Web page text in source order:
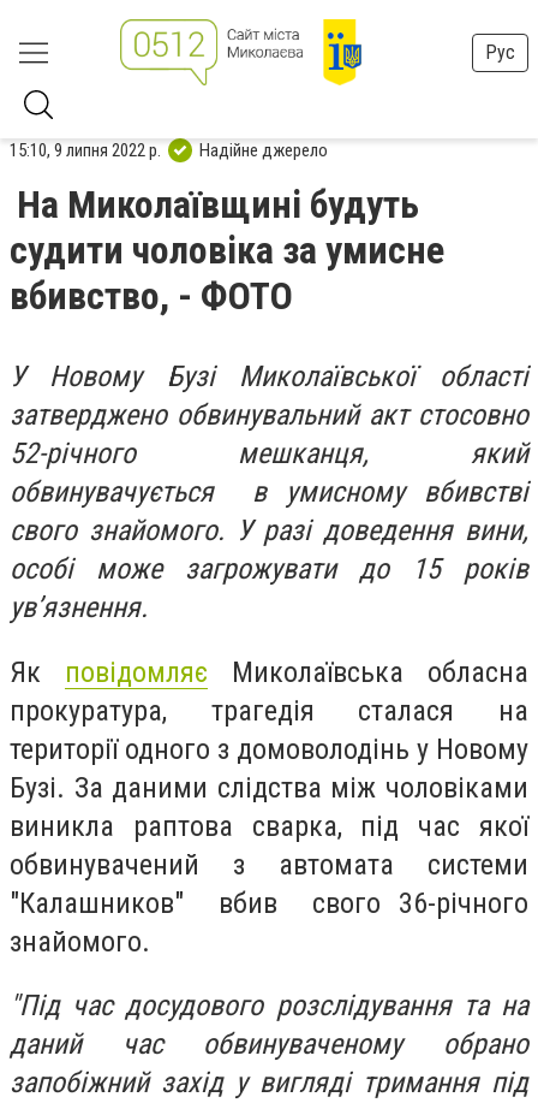
Рус
15:10, 9 липня 2022 р. Надійне джерело
На Миколаївщині будуть
судити чоловіка за умисне
вбивство, - ФОТО
У Новому Бузі Миколаївської області
затверджено обвинувальний акт стосовно
52-річного мешканця, який
обвинувачується в умисному вбивстві
свого знайомого. У разі доведення вини,
особі може загрожувати до 15 років
ув’язнення.
Як повідомляє Миколаївська обласна
прокуратура, трагедія сталася на
території одного з домоволодінь у Новому
Бузі. За даними слідства між чоловіками
виникла раптова сварка, під час якої
обвинувачений з автомата системи
"Калашников" вбив свого 36-річного
знайомого.
"Під час досудового розслідування та на
даний час обвинуваченому обрано
запобіжний захід у вигляді тримання під